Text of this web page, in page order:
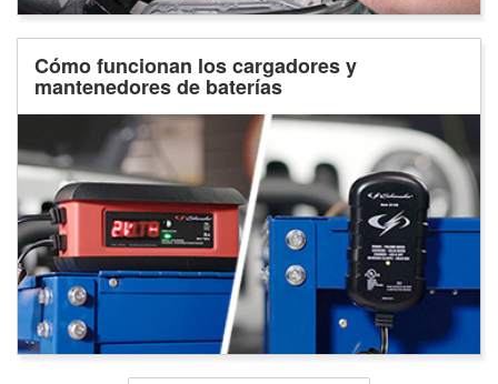
Cómo funcionan los cargadores y
mantenedores de baterías